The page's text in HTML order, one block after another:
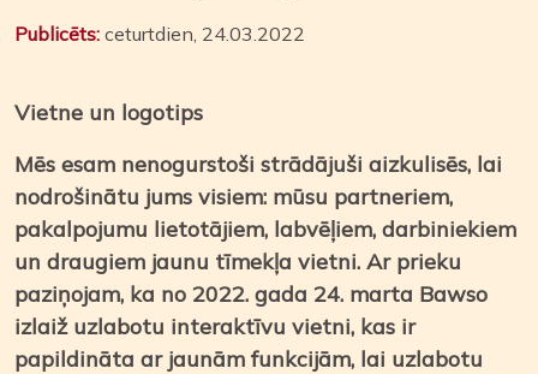
Publicēts: ceturtdien, 24.03.2022
Vietne un logotips
Mēs esam nenogurstoši strādājuši aizkulisēs, lai
nodrošinātu jums visiem: mūsu partneriem,
pakalpojumu lietotājiem, labvēļiem, darbiniekiem
un draugiem jaunu tīmekļa vietni. Ar prieku
paziņojam, ka no 2022. gada 24. marta Bawso
izlaiž uzlabotu interaktīvu vietni, kas ir
papildināta ar jaunām funkcijām, lai uzlabotu